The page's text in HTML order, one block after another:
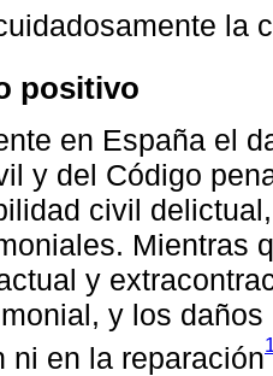
la
positivo
en España el
y del Código
civil
Mientras
y
y los
ni en la reparación